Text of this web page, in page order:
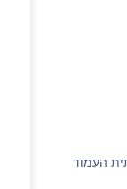
העמוד